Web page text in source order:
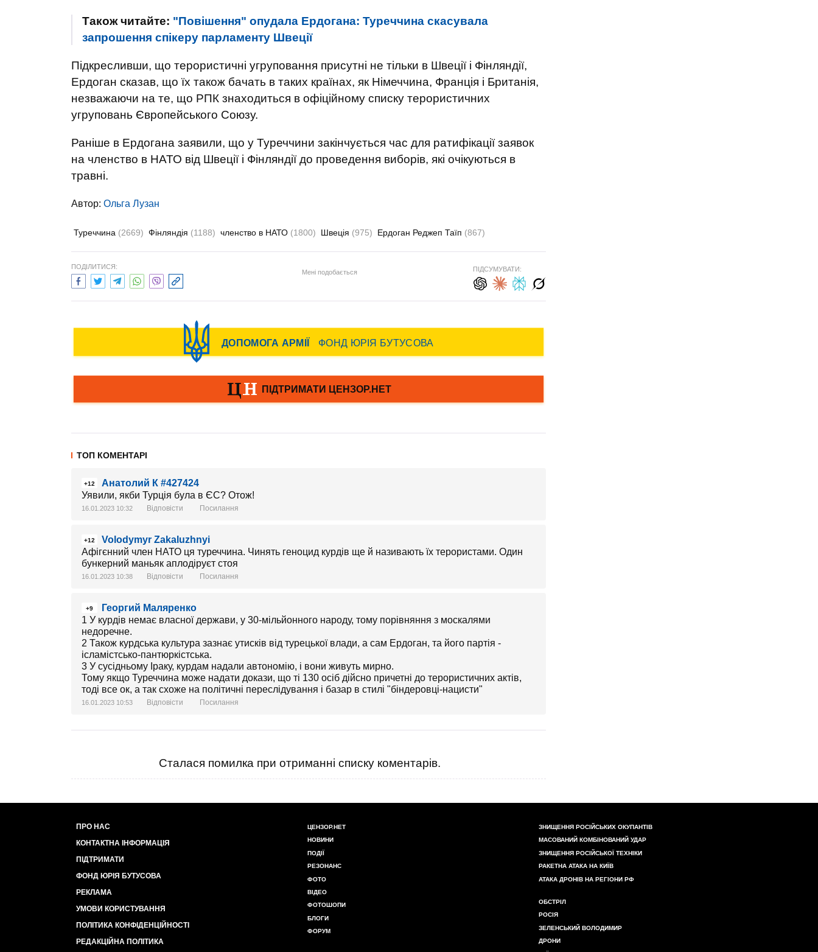
Також читайте: "Повішення" опудала Ердогана: Туреччина скасувала
запрошення спікеру парламенту Швеції
Підкресливши, що терористичні угруповання присутні не тільки в Швеції і Фінляндії,
Ердоган сказав, що їх також бачать в таких країнах, як Німеччина, Франція і Британія,
незважаючи на те, що РПК знаходиться в офіційному списку терористичних
угруповань Європейського Союзу.
Раніше в Ердогана заявили, що у Туреччини закінчується час для ратифікації заявок
на членство в НАТО від Швеції і Фінляндії до проведення виборів, які очікуються в
травні.
Автор: Ольга Лузан
Туреччина (2669) Фінляндія (1188) членство в НАТО (1800) Швеція (975) Ердоган Реджеп Таїп (867)
ПОДІЛИТИСЯ:
Мені подобається ПІДСУМУВАТИ:
ТОП КОМЕНТАРІ
+12
Анатолий К #427424
Уявили, якби Турція була в ЄС? Отож!
16.01.2023 10:32 Відповісти Посилання
+12
Volodymyr Zakaluzhnyi
Афігєнний член НАТО ця туреччина. Чинять геноцид курдів ще й називають їх терористами. Один
бункерний маньяк аплодіруєт стоя
16.01.2023 10:38 Відповісти Посилання
+9
Георгий Маляренко
1 У курдів немає власної держави, у 30-мільйонного народу, тому порівняння з москалями
недоречне.
2 Також курдська культура зазнає утисків від турецької влади, а сам Ердоган, та його партія -
ісламістсько-пантюркістська.
3 У сусідньому Іраку, курдам надали автономію, і вони живуть мирно.
Тому якщо Туреччина може надати докази, що ті 130 осіб дійсно причетні до терористичних актів,
тоді все ок, а так схоже на політичні переслідування і базар в стилі "біндеровці-нацисти"
16.01.2023 10:53 Відповісти Посилання
Сталася помилка при отриманні списку коментарів.
ПРО НАС
КОНТАКТНА ІНФОРМАЦІЯ
ПІДТРИМАТИ
ФОНД ЮРІЯ БУТУСОВА
РЕКЛАМА
УМОВИ КОРИСТУВАННЯ
ПОЛІТИКА КОНФІДЕНЦІЙНОСТІ
РЕДАКЦІЙНА ПОЛІТИКА
ЦЕНЗОР.НЕТ
НОВИНИ
ПОДІЇ
РЕЗОНАНС
ФОТО
ВІДЕО
ФОТОШОПИ
БЛОГИ
ФОРУМ
ЗНИЩЕННЯ РОСІЙСЬКИХ ОКУПАНТІВ
МАСОВАНИЙ КОМБІНОВАНИЙ УДАР
ЗНИЩЕННЯ РОСІЙСЬКОЇ ТЕХНІКИ
РАКЕТНА АТАКА НА КИЇВ
АТАКА ДРОНІВ НА РЕГІОНИ РФ
ОБСТРІЛ
РОСІЯ
ЗЕЛЕНСЬКИЙ ВОЛОДИМИР
ДРОНИ